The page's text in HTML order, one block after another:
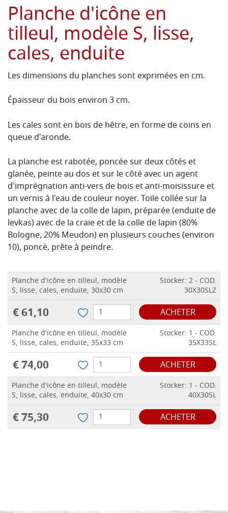
Planche d'icône en
tilleul, modèle S, lisse,
cales, enduite
Les dimensions du planches sont exprimées en cm.
Épaisseur du bois environ 3 cm.
Les cales sont en bois de hêtre, en forme de coins en
queue d'aronde.
La planche est rabotée, poncée sur deux côtés et
glanée, peinte au dos et sur le côté avec un agent
d'imprégnation anti-vers de bois et anti-moisissure et
un vernis à l'eau de couleur noyer.Toile collée sur la
planche avec de la colle de lapin, préparée (enduite de
levkas) avec de la craie et de la colle de lapin (80%
Bologne, 20% Meudon) en plusieurs couches (environ
10), poncè, prête à peindre.
Planche d'icône en tilleul, modèle
S, lisse, cales, enduite, 30x30 cm
Stocker: 2 - COD.
30X30SLZ
€ 61,10 ACHETER
Planche d'icône en tilleul, modèle
S, lisse, cales, enduite, 35x33 cm
Stocker: 1 - COD.
35X33SL
€ 74,00 ACHETER
Planche d'icône en tilleul, modèle
S, lisse, cales, enduite, 40x30 cm
Stocker: 1 - COD.
40X30SL
€ 75,30 ACHETER